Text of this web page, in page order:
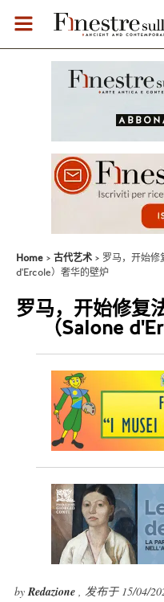
Home 古代艺术
罗马，开始修
d'Ercole）奢华的壁炉
罗马，开始修复
（Salone
byRedazione , 发布于 15/04/